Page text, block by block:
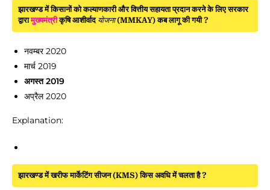
झारखण्ड में किसानों को कल्याणकारी और वित्तीय सहायता प्रदान करने के लिए सरकार
द्वारामुख्यमंत्रीकृषि आशीर्वाद योजना(MMKAY) कब लागू की गयी ?
नवम्बर 2020
मार्च 2019
अगस्त 2019
अप्रैल 2020
Explanation:
झारखण्ड में खरीफ मार्केटिंग सीजन (KMS) किस अवधि में चलता है ?